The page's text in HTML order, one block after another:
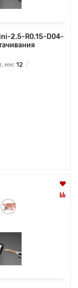
2.5-R0.15-D04-
мм: 12